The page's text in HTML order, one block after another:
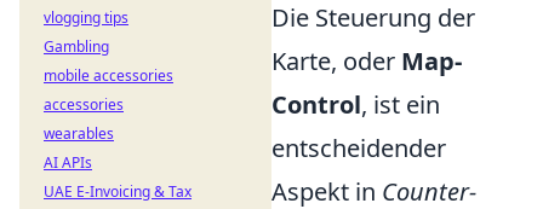
Die Steuerung der
Karte, oder Map-
Control, ist ein
entscheidender
Aspekt in Counter-
vlogging tips
Gambling
mobile accessories
accessories
wearables
AI APIs
UAE E-Invoicing & Tax